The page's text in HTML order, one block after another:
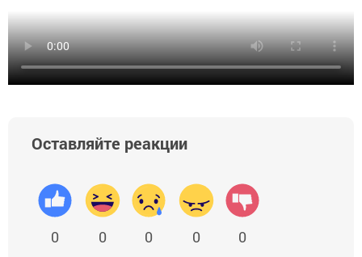
Оставляйте реакции
0 0 0 0 0